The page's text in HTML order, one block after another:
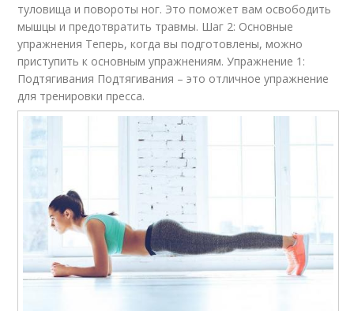
туловища и повороты ног. Это поможет вам освободить
мышцы и предотвратить травмы. Шаг 2: Основные
упражнения Теперь, когда вы подготовлены, можно
приступить к основным упражнениям. Упражнение 1:
Подтягивания Подтягивания – это отличное упражнение
для тренировки пресса.